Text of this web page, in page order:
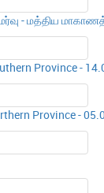
- மத்திய
Province -
Province -